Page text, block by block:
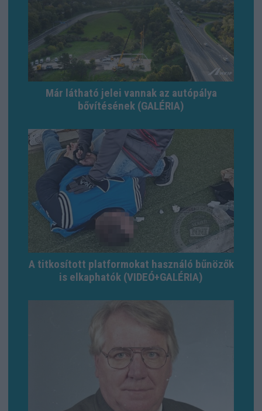
Már látható jelei vannak az autópálya
bővítésének (GALÉRIA)
A titkosított platformokat használó bűnözők
is elkaphatók (VIDEÓ+GALÉRIA)